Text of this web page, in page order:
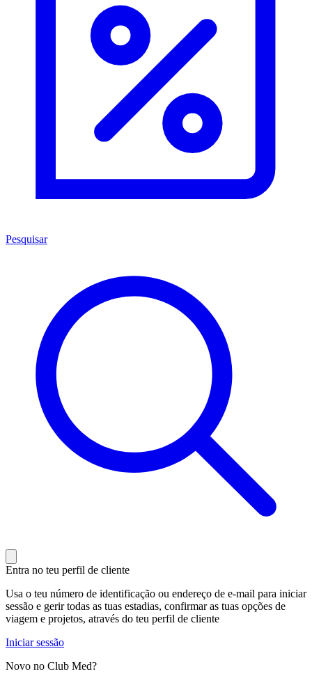
Pesquisar
Entra no teu perfil de cliente
Usa o teu número de identificação ou endereço de e-mail para iniciar
sessão e gerir todas as tuas estadias, confirmar as tuas opções de
viagem e projetos, através do teu perfil de cliente
Iniciar sessão
Novo no Club Med?